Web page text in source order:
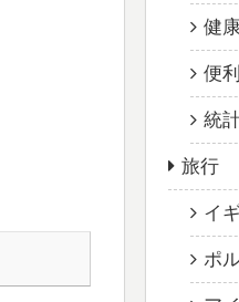
健
便
統
旅行
イ
ポ